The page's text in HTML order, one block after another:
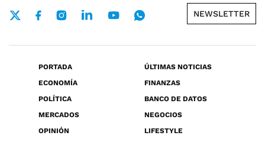
NEWSLETTER
PORTADA
ÚLTIMAS NOTICIAS
ECONOMÍA
FINANZAS
POLÍTICA
BANCO DE DATOS
MERCADOS
NEGOCIOS
OPINIÓN
LIFESTYLE